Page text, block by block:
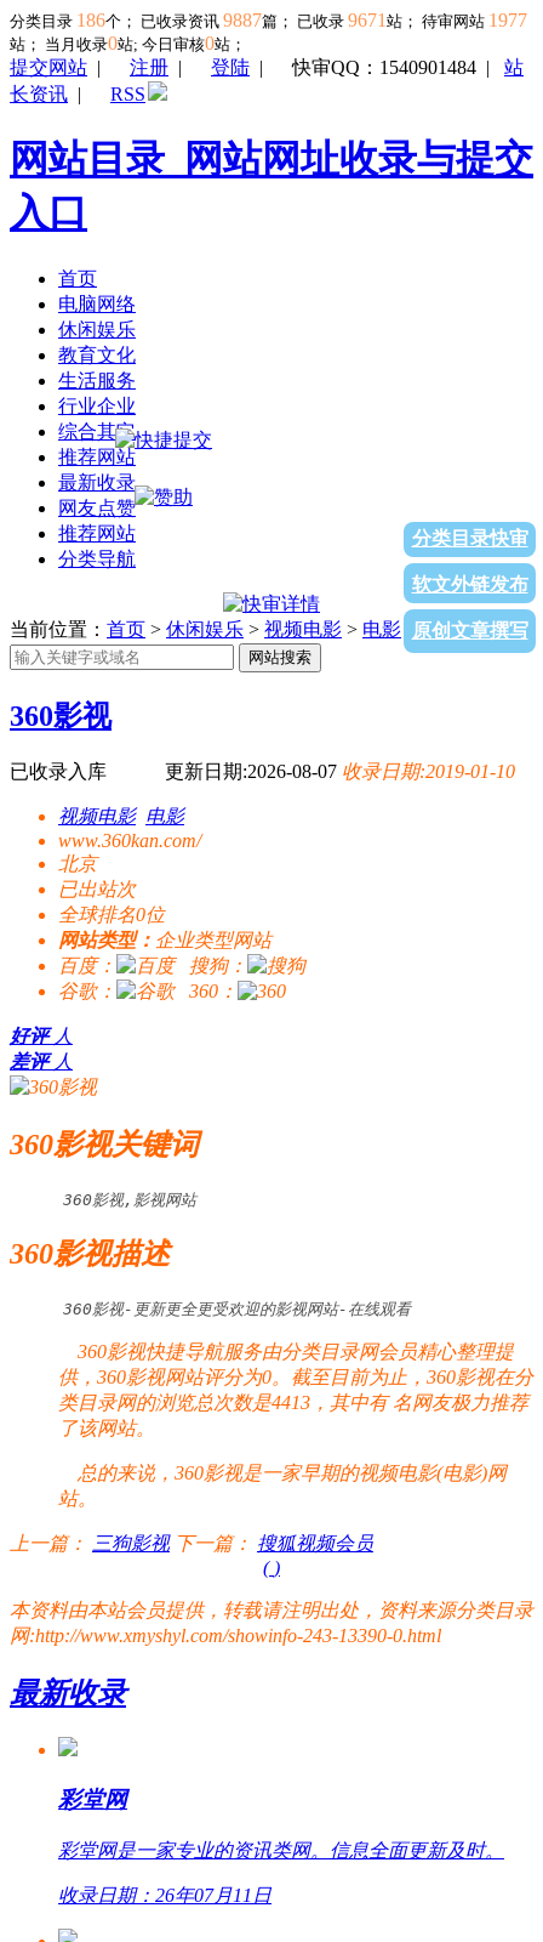
分类目录 186个； 已收录资讯 9887篇； 已收录 9671 站； 待审网站 1977
站； 当月收录0站; 今日审核0站；
提交网站 | 注册 | 登陆 |快审QQ：1540901484 | 站
长资讯 | RSS
网站目录_网站网址收录与提交
入口
首页
电脑网络
休闲娱乐
教育文化
生活服务
行业企业
综合其它
推荐网站
最新收录
网友点赞
推荐网站
分类导航
分类目录快审
软文外链发布
原创文章撰写
当前位置： 首页 > 休闲娱乐 > 视频电影 > 电影 > 360影视
网站搜索
360影视
已收录入库 更新日期:2026-08-07 收录日期:2019-01-10
视频电影 电影
www.360kan.com/
北京
已出站次
全球排名0位
网站类型： 企业类型网站
百度：
搜狗：
谷歌：
360：
好评 人
差评 人
360影视关键词
360影视,影视网站
360影视描述
360影视-更新更全更受欢迎的影视网站-在线观看
360影视快捷导航服务由分类目录网会员精心整理提
供，360影视网站评分为0。截至目前为止，360影视在分
类目录网的浏览总次数是4413，其中有名网友极力推荐
了该网站。
总的来说，360影视是一家早期的视频电影(电影)网
站。
上一篇： 三狗影视 下一篇： 搜狐视频会员
( )
本资料由本站会员提供，转载请注明出处，资料来源分类目录
网:http://www.xmyshyl.com/showinfo-243-13390-0.html
最新收录
彩堂网
彩堂网是一家专业的资讯类网。信息全面更新及时。
收录日期：26年07月11日